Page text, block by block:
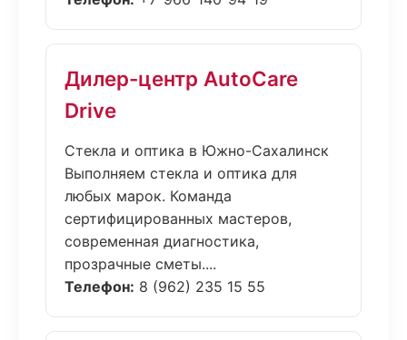
Дилер-центр AutoCare
Drive
Стекла и оптика в Южно-Сахалинск
Выполняем стекла и оптика для
любых марок. Команда
сертифицированных мастеров,
современная диагностика,
прозрачные сметы....
Телефон: 8 (962) 235 15 55